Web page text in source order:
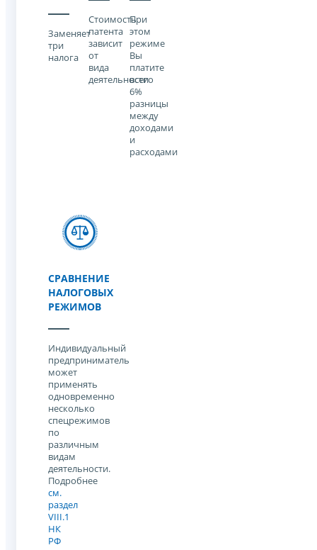
Заменяет
три
налога
Стоимость
патента
зависит
от
вида
деятельности
При
этом
режиме
Вы
платите
всего
6%
разницы
между
доходами
и
расходами
СРАВНЕНИЕ
НАЛОГОВЫХ
РЕЖИМОВ
Индивидуальный
предприниматель
может
применять
одновременно
несколько
спецрежимов
по
различным
видам
деятельности.
Подробнее
см.
раздел
VIII.1
НК
РФ